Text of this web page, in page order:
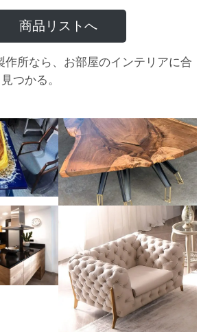
商品リストへ
作所なら、お部屋のインテリアに合
つかる。